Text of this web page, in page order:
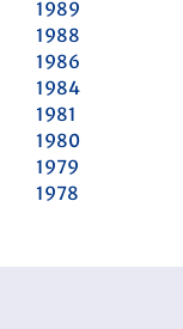
1989
1988
1986
1984
1981
1980
1979
1978